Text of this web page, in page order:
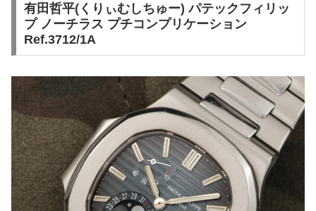
有田哲平(くりぃむしちゅー) パテックフィリッ
プ ノーチラス プチコンプリケーション
Ref.3712/1A